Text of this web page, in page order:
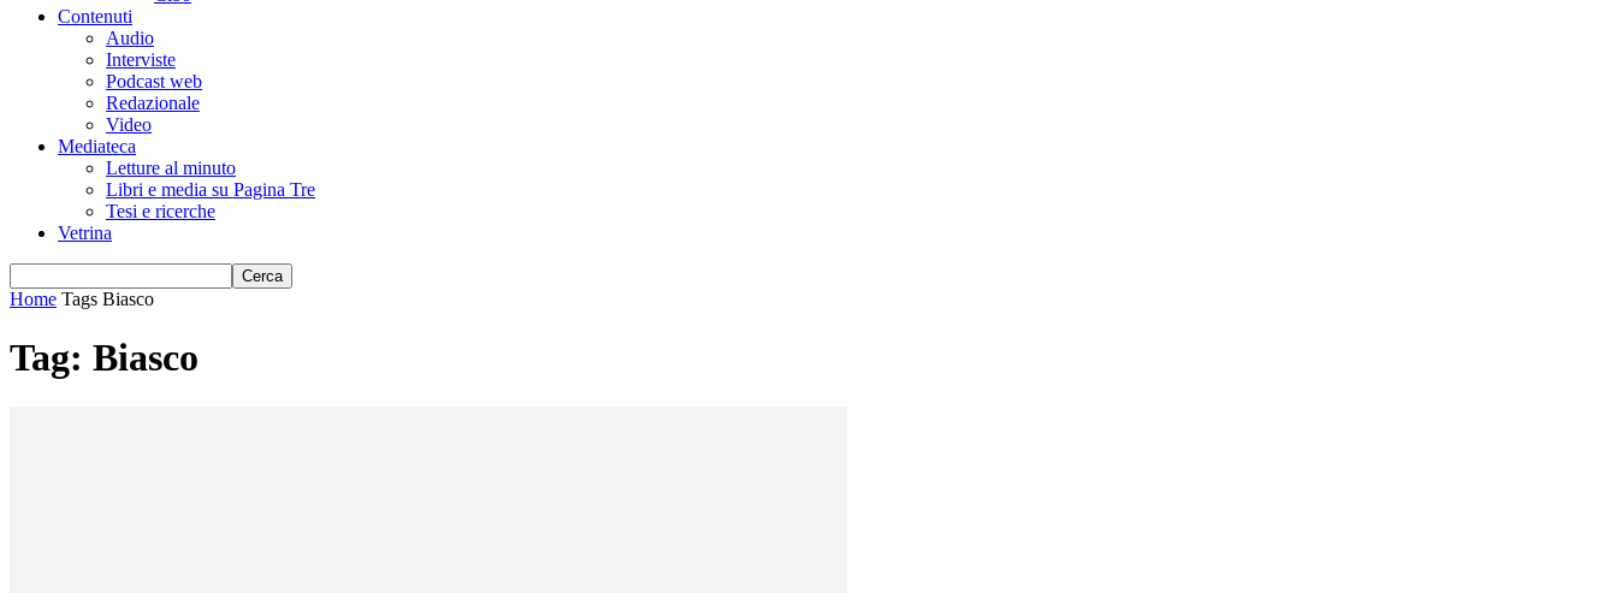
Contenuti
Audio
Interviste
Podcast web
Redazionale
Video
Mediateca
Letture al minuto
Libri e media su Pagina Tre
Tesi e ricerche
Vetrina
Home Tags Biasco
Tag: Biasco